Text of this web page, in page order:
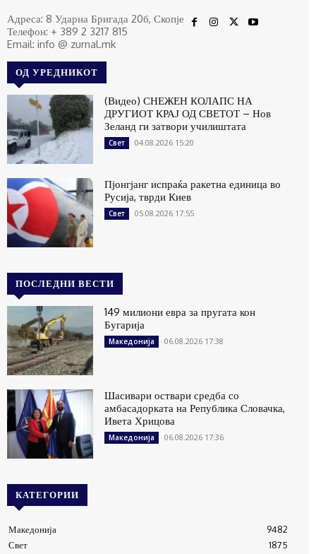
Адреса: 8 Ударна Бригада 20б, Скопје
Телефон: + 389 2 3217 815
Email: info @ zurnal.mk
ОД УРЕДНИКОТ
(Видео) СНЕЖЕН КОЛАПС НА
ДРУГИОТ КРАЈ ОД СВЕТОТ – Нов
Зеланд ги затвори училиштата
Свет 04.08.2026 15:20
Пјонгјанг испраќа ракетна единица во
Русија, тврди Киев
Свет 05.08.2026 17:55
ПОСЛЕДНИ ВЕСТИ
149 милиони евра за пругата кон
Бугарија
Македонија 06.08.2026 17:38
Шасивари оствари средба со
амбасадорката на Република Словачка,
Ивета Хрицова
Македонија 06.08.2026 17:36
КАТЕГОРИИ
Македонија
9482
Свет
1875